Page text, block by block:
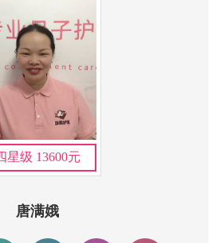
星级 13600元
唐满娥